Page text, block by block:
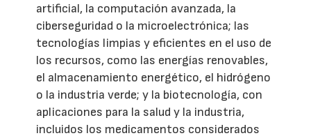
artificial, la computación avanzada, la
ciberseguridad o la microelectrónica; las
tecnologías limpias y eficientes en el uso de
los recursos, como las energías renovables,
el almacenamiento energético, el hidrógeno
o la industria verde; y la biotecnología, con
aplicaciones para la salud y la industria,
incluidos los medicamentos considerados